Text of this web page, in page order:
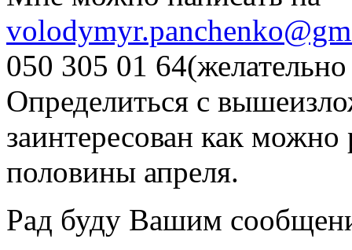
050 305 01
Определиться с
заинтересован как
половины апреля.
Рад буду Вашим